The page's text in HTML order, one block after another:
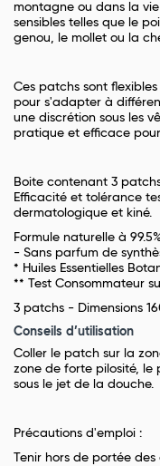
montagne ou dans la
sensibles telles que le
genou, le mollet ou la
Ces patchs sont
pour s'adapter à
une discrétion sous les
pratique et efficace
Boite contenant 3
Efficacité et tolérance
dermatologique et kiné.
Formule naturelle à
- Sans parfum de
* Huiles Essentielles
** Test Consommateur
3 patchs - Dimensions
Conseils d’utilisation
Coller le patch sur la
zone de forte pilosité,
sous le jet de la douche.
Précautions d'emploi :
Tenir hors de portée